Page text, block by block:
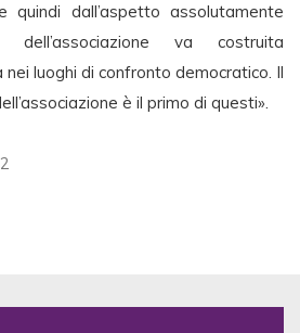
dall’aspetto assolutamente
dell’associazione va costruita
luoghi di confronto democratico. Il
è il primo di questi».